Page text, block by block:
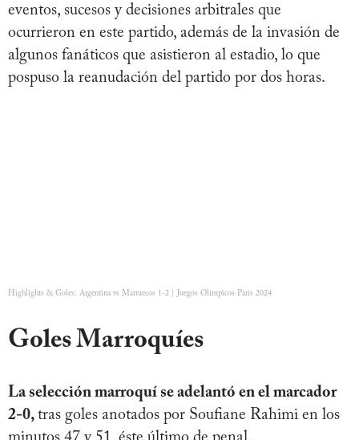
eventos, sucesos y decisiones arbitrales que
ocurrieron en este partido, además de la invasión de
algunos fanáticos que asistieron al estadio, lo que
pospuso la reanudación del partido por dos horas.
Highlights & Goles: Argentina vs Marruecos 1-2 | Juegos Olímpicos París 2024
Goles Marroquíes
La selección marroquí se adelantó en el marcador
2-0, tras goles anotados por Soufiane Rahimi en los